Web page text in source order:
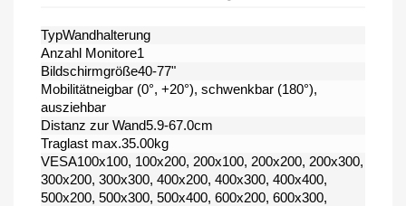
TypWandhalterung
Anzahl Monitore1
Bildschirmgröße40-77"
Mobilitätneigbar (0°, +20°), schwenkbar (180°),
ausziehbar
Distanz zur Wand5.9-67.0cm
Traglast max.35.00kg
VESA100x100, 100x200, 200x100, 200x200, 200x300,
300x200, 300x300, 400x200, 400x300, 400x400,
500x200, 500x300, 500x400, 600x200, 600x300,